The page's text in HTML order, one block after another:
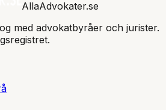
AllaAdvokater.se
med advokatbyråer och jurister.